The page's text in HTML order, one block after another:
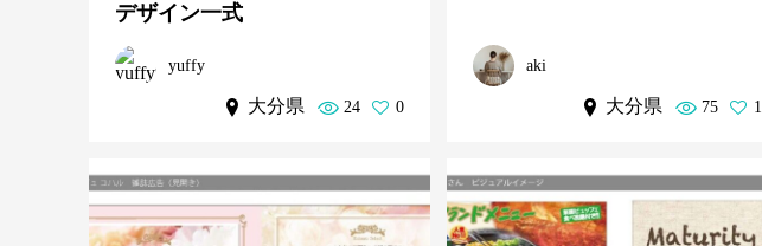
デザイン一式
yuffy
大分県 24 0
aki
大分県 75 1